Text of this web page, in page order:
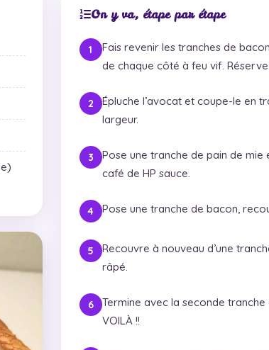
On y va, étape par étape
Fais revenir les tranches de
de chaque côté à feu vif.
Épluche l’avocat et coupe-le en
largeur.
Pose une tranche de pain de mie
café de HP sauce.
Pose une tranche de bacon,
Recouvre à nouveau d’une
râpé.
Termine avec la seconde tranche
VOILÀ !!